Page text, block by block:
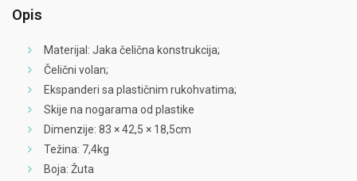
Opis
Materijal: Jaka čelična konstrukcija;
Čelični volan;
Ekspanderi sa plastičnim rukohvatima;
Skije na nogarama od plastike
Dimenzije: 83 × 42,5 × 18,5cm
Težina: 7,4kg
Boja: Žuta